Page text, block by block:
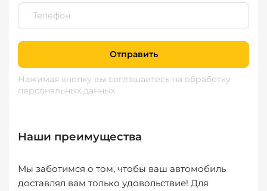
Отправить
Нажимая кнопку вы соглашаетесь на обработку
персональных данных
Наши преимущества
Мы заботимся о том, чтобы ваш автомобиль
доставлял вам только удовольствие! Для